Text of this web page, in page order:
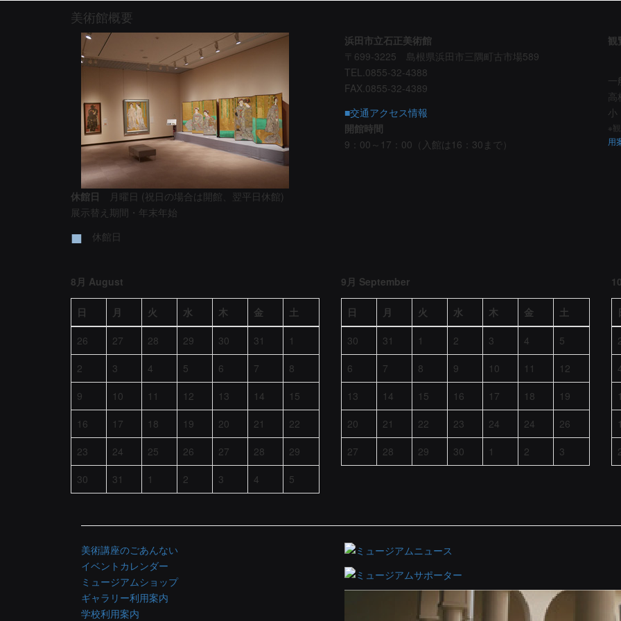
美術館概要
浜田市立石正美術館
〒699-3225 島根県浜田市三隅町古市場589
TEL.0855-32-4388
FAX.0855-32-4389
■交通アクセス情報
開館時間
9：00～17：00（入館は16：30まで）
観
一
高
小
※
用
休館日 月曜日 (祝日の場合は開館、翌平日休館)
展示替え期間・年末年始
■ 休館日
8月 August
日 月 火 水 木 金 土
26 27 28 29 30 31
1
2
3 4 5 6 7
8
9
10 11 12 13 14
15
16
17 18 19 20 21
22
23
24 25 26 27 28
29
30
31 1 2 3 4 5
9月 September
日 月 火 水 木 金 土
30 31 1 2 3 4
5
6
7 8 9 10 11
12
13
14 15 16 17 18
19
20
21 22 23 24 24
26
27
28 29 30 1 2 3
美術講座のごあんない
イベントカレンダー
ミュージアムショップ
ギャラリー利用案内
学校利用案内